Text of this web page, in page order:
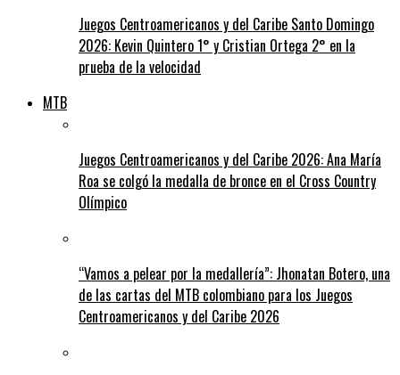
Juegos Centroamericanos y del Caribe Santo Domingo
2026: Kevin Quintero 1° y Cristian Ortega 2° en la
prueba de la velocidad
MTB
Juegos Centroamericanos y del Caribe 2026: Ana María
Roa se colgó la medalla de bronce en el Cross Country
Olímpico
“Vamos a pelear por la medallería”: Jhonatan Botero, una
de las cartas del MTB colombiano para los Juegos
Centroamericanos y del Caribe 2026